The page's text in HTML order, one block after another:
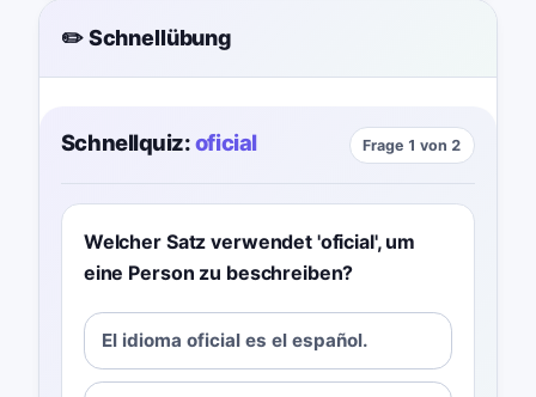
✏️ Schnellübung
Schnellquiz:oficial Frage 1 von 2
Welcher Satz verwendet 'oficial', um
eine Person zu beschreiben?
El idioma oficial es el español.